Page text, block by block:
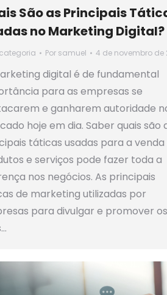
São as Principais
no Marketing Digital?
Por samuel 4 de novembro de
digital é de fundamental
para as empresas se
e ganharem autoridade
hoje em dia. Saber quais são
táticas usadas para a venda
e serviços pode fazer toda a
nos negócios. As principais
de marketing utilizadas por
para divulgar e promover os